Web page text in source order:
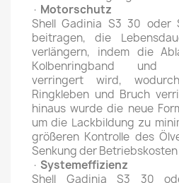
· Motorschutz
Shell Gadinia S3 30 oder
beitragen, die
verlängern, indem die
Kolbenringband und
verringert wird,
Ringkleben und Bruch
hinaus wurde die neue
um die Lackbildung zu
größeren Kontrolle des
Senkung der
· Systemeffizienz
Shell Gadinia S3 30